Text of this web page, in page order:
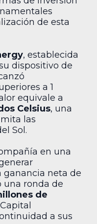
de esta
, establecida
dispositivo de
a 1
equivale a
Celsius, una
las
Sol.
en una
ganancia neta de
una ronda de
de
a sus